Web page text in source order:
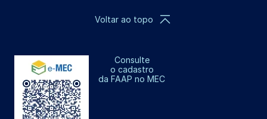
Consulte
o cadastro
da FAAP no MEC
Voltar ao topo